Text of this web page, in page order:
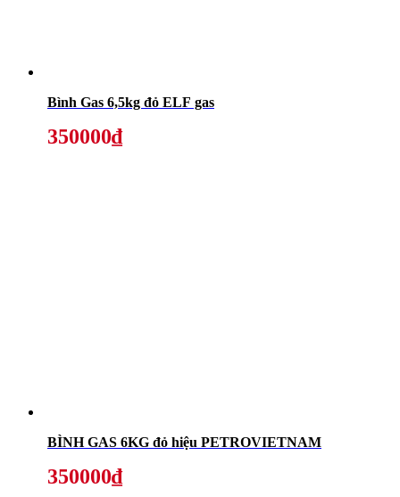
Bình Gas 6,5kg đỏ ELF gas
350000₫
BÌNH GAS 6KG đỏ hiệu PETROVIETNAM
350000₫